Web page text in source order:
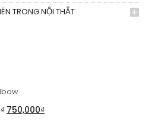
TRONG NỘI THẤT
₫ 750,000₫